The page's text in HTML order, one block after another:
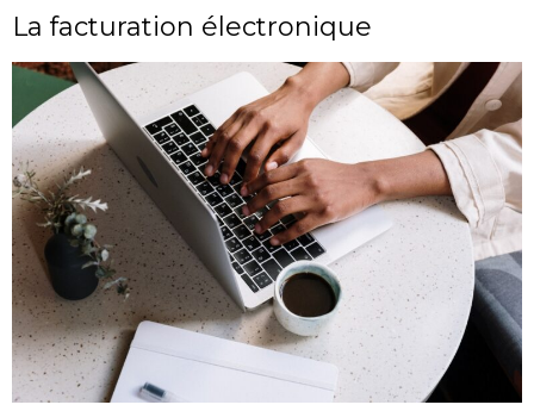
La facturation électronique